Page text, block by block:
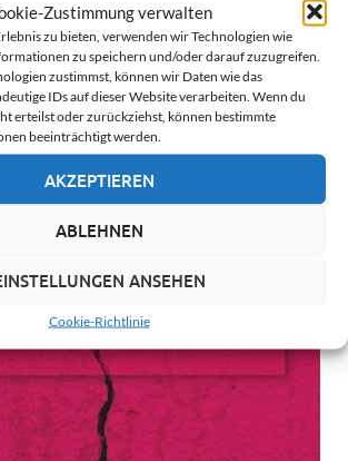
Zustimmung verwalten
zu bieten, verwenden wir Technologien wie
zu speichern und/oder darauf zuzugreifen.
zustimmst, können wir Daten wie das
IDs auf dieser Website verarbeiten. Wenn du
erteilst oder zurückziehst, können bestimmte
beeinträchtigt werden.
AKZEPTIEREN
ABLEHNEN
ANSEHEN
Cookie-Richtlinie